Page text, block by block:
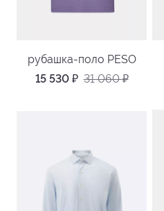
рубашка-поло PESO
15 530 ₽ 31 060₽